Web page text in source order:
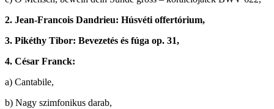
2. Jean-Francois Dandrieu: Húsvéti offertórium,
3. Pikéthy Tibor: Bevezetés és fúga op. 31,
4. César Franck:
a) Cantabile,
b) Nagy szimfonikus darab,